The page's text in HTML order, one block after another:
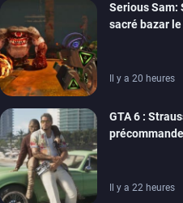
Serious Sam:
sacré bazar
Il y a 20 heures
GTA 6 :
Il y a 22 heures